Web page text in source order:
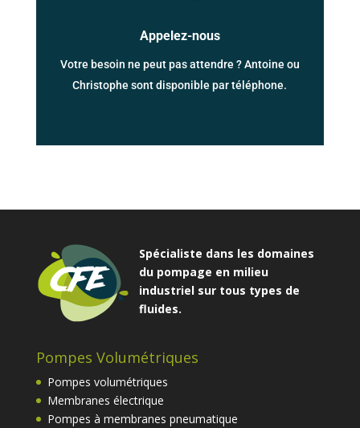
Appelez-nous
Votre besoin ne peut pas attendre ? Antoine ou
Christophe sont disponible par téléphone.
Spécialiste dans les domaines
du pompage en milieu
industriel sur tous types de
fluides.
Pompes Volumétriques
Pompes volumétriques
Membranes électrique
Pompes à membranes pneumatique